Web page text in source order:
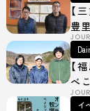
【
豊
細
【
べ
営
イ